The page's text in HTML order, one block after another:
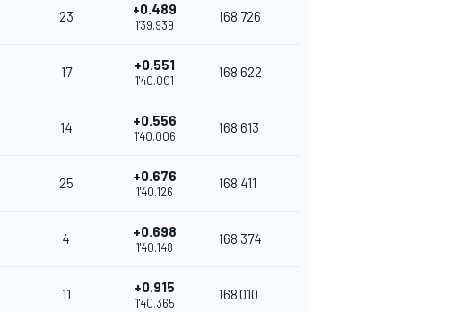
23 +0.489
1'39.939
168.726
17 +0.551
1'40.001
168.622
14 +0.556
1'40.006
168.613
25 +0.676
1'40.126
168.411
4 +0.698
1'40.148
168.374
11 +0.915
1'40.365
168.010